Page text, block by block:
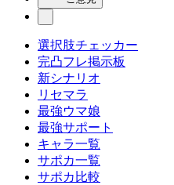
選択肢チェッカー
完凸フレ掲示板
新シナリオ
リセマラ
最強ウマ娘
最強サポート
キャラ一覧
サポカ一覧
サポカ比較